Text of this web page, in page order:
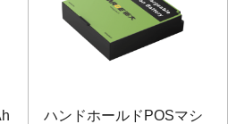
ハンドホールドPOSマシ